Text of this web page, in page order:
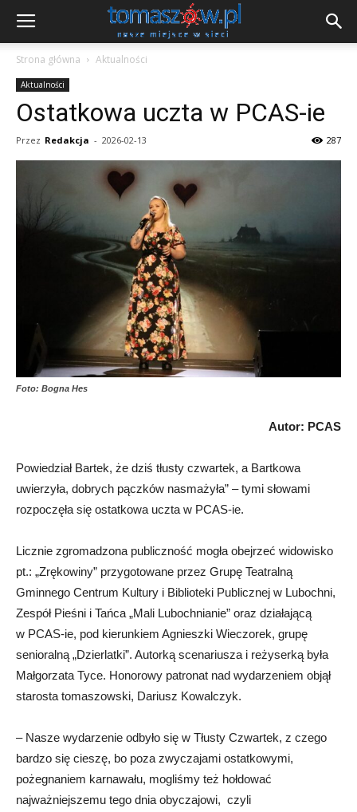
Strona główna Aktualności
Aktualności
Ostatkowa uczta w PCAS-ie
Przez Redakcja - 2026-02-13 287
Foto: Bogna Hes
Autor: PCAS
Powiedział Bartek, że dziś tłusty czwartek, a Bartkowa
uwierzyła, dobrych pączków nasmażyła” – tymi słowami
rozpoczęła się ostatkowa uczta w PCAS-ie.
Licznie zgromadzona publiczność mogła obejrzeć widowisko
pt.: „Zrękowiny” przygotowane przez Grupę Teatralną
Gminnego Centrum Kultury i Biblioteki Publicznej w Lubochni,
Zespół Pieśni i Tańca „Mali Lubochnianie” oraz działającą
w PCAS-ie, pod kierunkiem Agnieszki Wieczorek, grupę
senioralną „Dzierlatki”. Autorką scenariusza i reżyserką była
Małgorzata Tyce. Honorowy patronat nad wydarzeniem objął
starosta tomaszowski, Dariusz Kowalczyk.
– Nasze wydarzenie odbyło się w Tłusty Czwartek, z czego
bardzo się cieszę, bo poza zwyczajami ostatkowymi,
pożegnaniem karnawału, mogliśmy też hołdować
najważniejszemu tego dnia obyczajowi, czyli